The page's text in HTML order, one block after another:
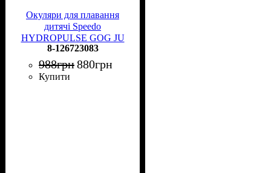
Окуляри для плавання
дитячі Speedo
HYDROPULSE GOG JU
червоно-біло-сині 8-
126723083
8-126723083
988грн880грн
Купити